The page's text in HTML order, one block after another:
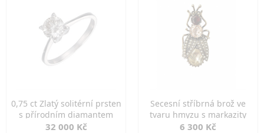
0,75 ct Zlatý solitérní prsten
s přírodním diamantem
32 000 Kč
Secesní stříbrná brož ve
tvaru hmyzu s markazity
6 300 Kč